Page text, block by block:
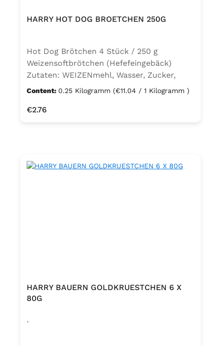
HARRY HOT DOG BROETCHEN 250G
Hot Dog Brötchen 4 Stück / 250 g
Weizensoftbrötchen (Hefefeingebäck)
Zutaten: WEIZENmehl, Wasser, Zucker,
Rapsöl, Hefe, Salz, Emulgatoren (E472e,
Aroma 2). 1) pflanzlicher Ursprung. 2)
Content: 0.25 Kilogramm (€11.04 / 1 Kilogramm )
Regular price:
€2.76
HARRY BAUERN GOLDKRUESTCHEN 6 X
80G
.